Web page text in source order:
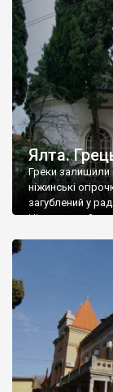
Ялта.
Греки залишили
ніжинські
загублений у
Ніжин греки?